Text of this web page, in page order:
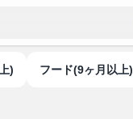
) フード(9ヶ月以上)